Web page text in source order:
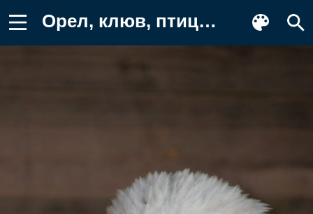
Орел, клюв, птица Картинка